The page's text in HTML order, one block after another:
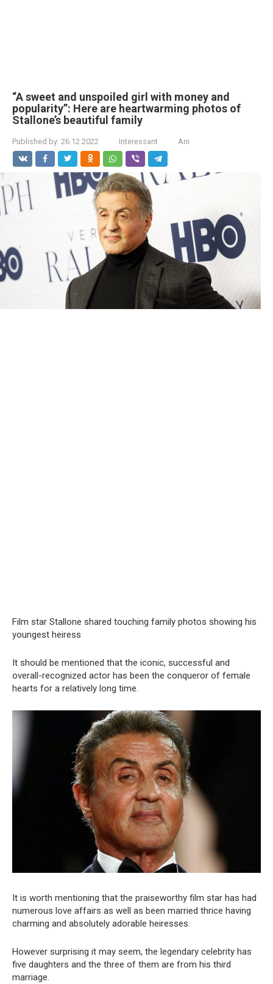
“A sweet and unspoiled girl with money and
popularity”: Here are heartwarming photos of
Stallone’s beautiful family
Published by: 26.12.2022 Interessant Ani
Film star Stallone shared touching family photos showing his
youngest heiress
It should be mentioned that the iconic, successful and
overall-recognized actor has been the conqueror of female
hearts for a relatively long time.
It is worth mentioning that the praiseworthy film star has had
numerous love affairs as well as been married thrice having
charming and absolutely adorable heiresses.
However surprising it may seem, the legendary celebrity has
five daughters and the three of them are from his third
marriage.